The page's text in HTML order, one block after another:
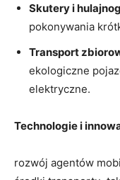
Skutery i
pokonywania
Transport
ekologiczne
elektryczne.
Technologie i
rozwój agentów